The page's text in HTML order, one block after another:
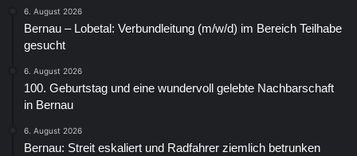
6. August 2026
Bernau – Lobetal: Verbundleitung (m/w/d) im Bereich Teilhabe
gesucht
6. August 2026
100. Geburtstag und eine wundervoll gelebte Nachbarschaft
in Bernau
6. August 2026
Bernau: Streit eskaliert und Radfahrer ziemlich betrunken